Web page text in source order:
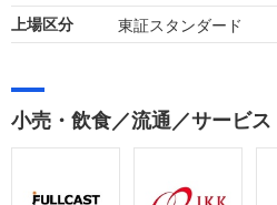
上場区分 東証スタンダード
小売・飲食／流通／サービ